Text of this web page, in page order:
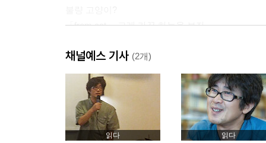
「from cat」 그래 가끔 하늘을 보자
제3부 여름 : 새로운 만남
24. 그 많던 고양이는 다 어디로 갔을까? | 25.
로드킬당하다 | 28. 너무 다정해, 고양이 자매 |
cinema」 좌절금지 2 「from cat」 달려라 고양
제4부 가을 : 고양이 산책
채널예스 기사 (2개)
읽다 읽다